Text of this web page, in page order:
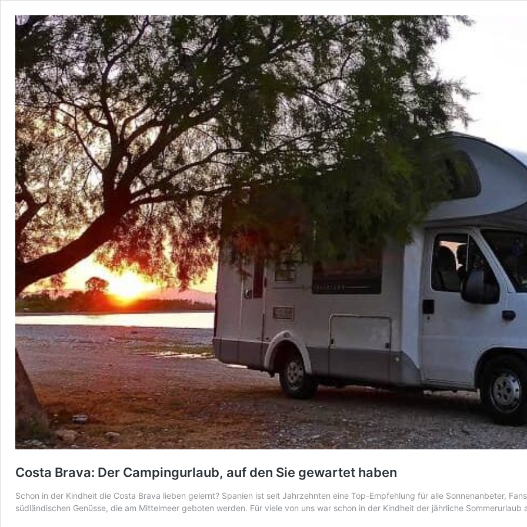
Costa Brava: Der Campingurlaub, auf den Sie gewartet haben
Schon in der Kindheit die Costa Brava lieben gelernt? Spanien ist seit Jahrzehnten eine Top-Empfehlung für alle Sonnenanbeter,
südländischen Genüsse, die am Mittelmeer geboten werden. Für viele von uns war schon in der Kindheit der jährliche